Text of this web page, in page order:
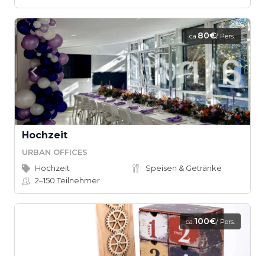
ca.80€/ Pers.
Hochzeit
URBAN OFFICES
Hochzeit
Speisen & Getränke
2–150Teilnehmer
ca.100€/ Pers.